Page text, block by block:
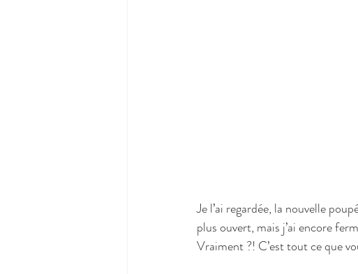
Je l’ai regardée, la nouvelle
plus ouvert, mais j’ai encore
Vraiment ?! C’est tout ce que